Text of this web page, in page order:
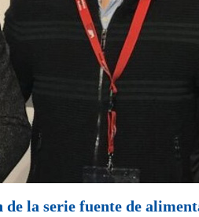
de la serie fuente de